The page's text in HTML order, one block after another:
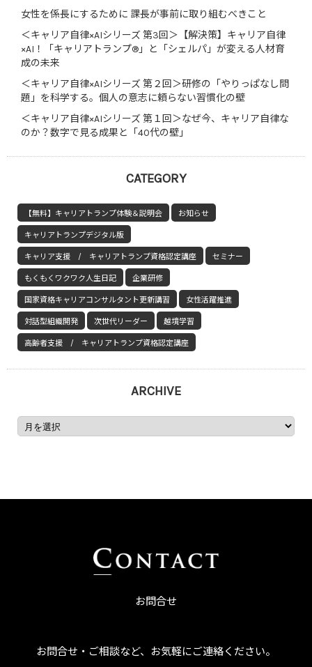
女性を係長にするために 課長が事前に取り組むべきこと
＜キャリア自律×AIシリーズ 第3回＞【解決策】キャリア自律
×AI！「キャリアトランプ®」と「シェルパ」が変える人材育
成の未来
＜キャリア自律×AIシリーズ 第２回＞研修の「やりっぱなし問
題」を科学する。個人の意志に頼らない習慣化の壁
＜キャリア自律×AIシリーズ 第１回＞なぜ今、キャリア自律な
のか？数字で見る成果と「40代の壁」
CATEGORY
【無料】キャリアトランプ体験＆説明会 お知らせ
キャリアトランプデジタル版
キャリア支援 / キャリアトランプ資格認定講座 セミナー
もくもくワクワク人生日記 企業研修
国家資格キャリアコンサルタント更新講習 女性活躍推進
対話型組織開発 次世代リーダー 越境学習
高齢者支援 / キャリアトランプ資格認定講座
ARCHIVE
お問合せ
お問合せ・ご相談など、お気軽にご連絡ください。